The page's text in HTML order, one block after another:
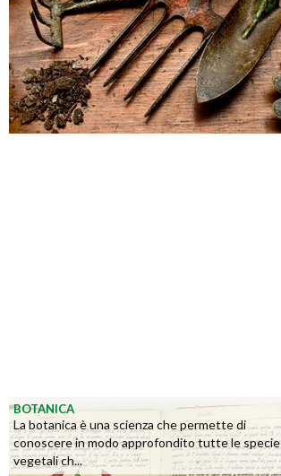
BOTANICA
La botanica è una scienza che permette di
conoscere in modo approfondito tutte le specie
vegetali ch...